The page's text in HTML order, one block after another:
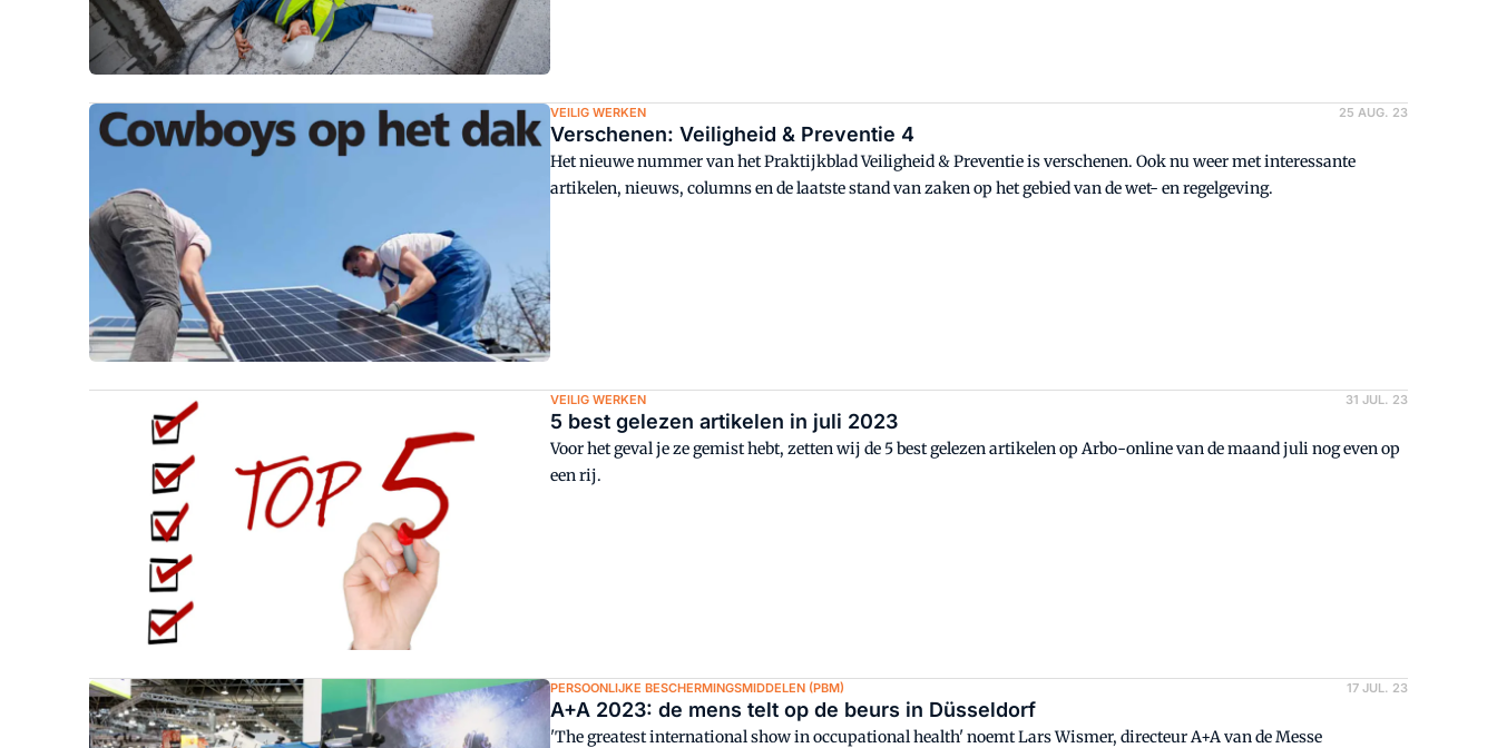
VEILIG WERKEN 25 AUG. 23
Verschenen: Veiligheid & Preventie 4
Het nieuwe nummer van het Praktijkblad Veiligheid & Preventie is verschenen. Ook nu weer met interessante
artikelen, nieuws, columns en de laatste stand van zaken op het gebied van de wet- en regelgeving.
VEILIG WERKEN 31 JUL. 23
5 best gelezen artikelen in juli 2023
Voor het geval je ze gemist hebt, zetten wij de 5 best gelezen artikelen op Arbo-online van de maand juli nog even op
een rij.
PERSOONLIJKE BESCHERMINGSMIDDELEN (PBM) 17 JUL. 23
A+A 2023: de mens telt op de beurs in Düsseldorf
'The greatest international show in occupational health' noemt Lars Wismer, directeur A+A van de Messe